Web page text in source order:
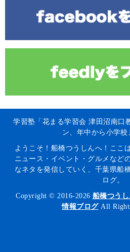
学習塾「花まる学習会 津田沼南口
ン、年中から小学校
ようこそ！船橋つうしんへ！ここ
ニュース・イベント・グルメなど
なネタを発信していく、千葉県船
ログ。
Copyright © 2016-2026 船橋つう
情報ブログAll Rights